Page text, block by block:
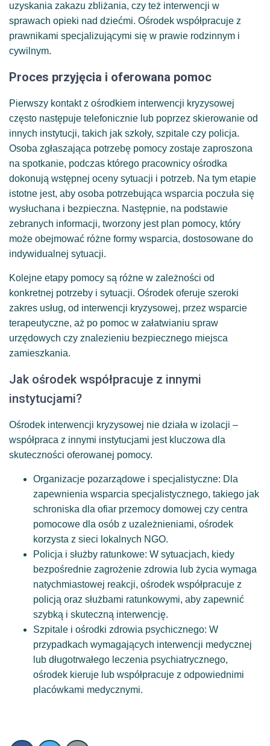
uzyskania zakazu zbliżania, czy też interwencji w
sprawach opieki nad dziećmi. Ośrodek współpracuje z
prawnikami specjalizującymi się w prawie rodzinnym i
cywilnym.
Proces przyjęcia i oferowana pomoc
Pierwszy kontakt z ośrodkiem interwencji kryzysowej
często następuje telefonicznie lub poprzez skierowanie od
innych instytucji, takich jak szkoły, szpitale czy policja.
Osoba zgłaszająca potrzebę pomocy zostaje zaproszona
na spotkanie, podczas którego pracownicy ośrodka
dokonują wstępnej oceny sytuacji i potrzeb. Na tym etapie
istotne jest, aby osoba potrzebująca wsparcia poczuła się
wysłuchana i bezpieczna. Następnie, na podstawie
zebranych informacji, tworzony jest plan pomocy, który
może obejmować różne formy wsparcia, dostosowane do
indywidualnej sytuacji.
Kolejne etapy pomocy są różne w zależności od
konkretnej potrzeby i sytuacji. Ośrodek oferuje szeroki
zakres usług, od interwencji kryzysowej, przez wsparcie
terapeutyczne, aż po pomoc w załatwianiu spraw
urzędowych czy znalezieniu bezpiecznego miejsca
zamieszkania.
Jak ośrodek współpracuje z innymi
instytucjami?
Ośrodek interwencji kryzysowej nie działa w izolacji –
współpraca z innymi instytucjami jest kluczowa dla
skuteczności oferowanej pomocy.
Organizacje pozarządowe i specjalistyczne: Dla
zapewnienia wsparcia specjalistycznego, takiego jak
schroniska dla ofiar przemocy domowej czy centra
pomocowe dla osób z uzależnieniami, ośrodek
korzysta z sieci lokalnych NGO.
Policja i służby ratunkowe: W sytuacjach, kiedy
bezpośrednie zagrożenie zdrowia lub życia wymaga
natychmiastowej reakcji, ośrodek współpracuje z
policją oraz służbami ratunkowymi, aby zapewnić
szybką i skuteczną interwencję.
Szpitale i ośrodki zdrowia psychicznego: W
przypadkach wymagających interwencji medycznej
lub długotrwałego leczenia psychiatrycznego,
ośrodek kieruje lub współpracuje z odpowiednimi
placówkami medycznymi.